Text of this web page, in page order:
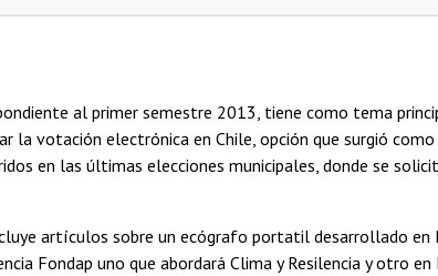
al primer semestre 2013, tiene como tema
la votación electrónica en Chile, opción que surgió como
en las últimas elecciones municipales, donde se
artículos sobre un ecógrafo portatil desarrollado en
Fondap uno que abordará Clima y Resilencia y otro en